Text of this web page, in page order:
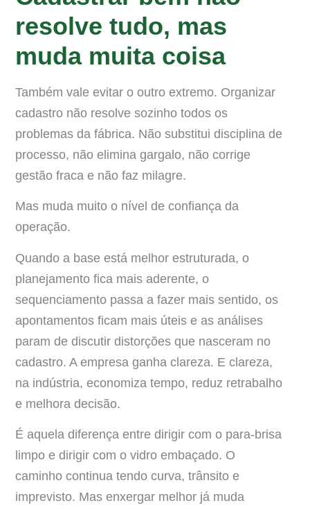
resolve tudo, mas
muda muita coisa
Também vale evitar o outro extremo. Organizar
cadastro não resolve sozinho todos os
problemas da fábrica. Não substitui disciplina de
processo, não elimina gargalo, não corrige
gestão fraca e não faz milagre.
Mas muda muito o nível de confiança da
operação.
Quando a base está melhor estruturada, o
planejamento fica mais aderente, o
sequenciamento passa a fazer mais sentido, os
apontamentos ficam mais úteis e as análises
param de discutir distorções que nasceram no
cadastro. A empresa ganha clareza. E clareza,
na indústria, economiza tempo, reduz retrabalho
e melhora decisão.
É aquela diferença entre dirigir com o para-brisa
limpo e dirigir com o vidro embaçado. O
caminho continua tendo curva, trânsito e
imprevisto. Mas enxergar melhor já muda